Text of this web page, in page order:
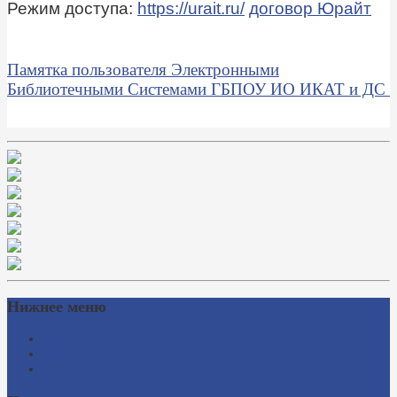
Режим доступа: https://urait.ru/ договор Юрайт
Памятка пользователя Электронными
Библиотечными Системами ГБПОУ ИО ИКАТ и ДС
Нижнее меню